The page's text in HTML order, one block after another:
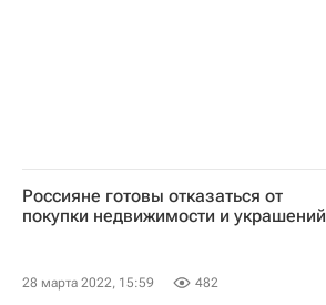
Россияне готовы отказаться от
покупки недвижимости и украшений
28 марта 2022, 15:59 482